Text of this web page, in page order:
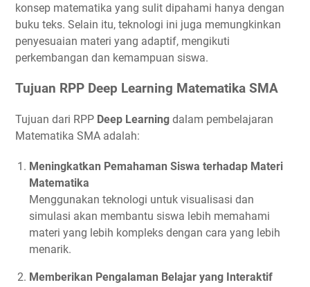
konsep matematika yang sulit dipahami hanya dengan
buku teks. Selain itu, teknologi ini juga memungkinkan
penyesuaian materi yang adaptif, mengikuti
perkembangan dan kemampuan siswa.
Tujuan RPP Deep Learning Matematika SMA
Tujuan dari RPP Deep Learning dalam pembelajaran
Matematika SMA adalah:
Meningkatkan Pemahaman Siswa terhadap Materi
Matematika
Menggunakan teknologi untuk visualisasi dan
simulasi akan membantu siswa lebih memahami
materi yang lebih kompleks dengan cara yang lebih
menarik.
Memberikan Pengalaman Belajar yang Interaktif